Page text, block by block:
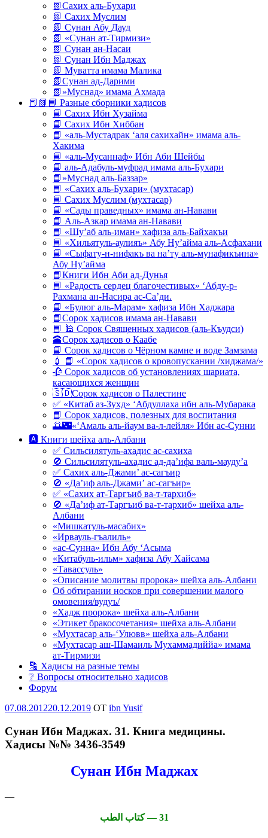
📗Сахих аль-Бухари
📗 Сахих Муслим
📗 Сунан Абу Дауд
📗 «Сунан ат-Тирмизи»
📗 Сунан ан-Насаи
📗 Сунан Ибн Маджах
📗 Муватта имама Малика
📗Сунан ад-Дарими
📗»Муснад» имама Ахмада
📕📗📘 Разные сборники хадисов
📘 Сахих Ибн Хузайма
📘 Сахих Ибн Хиббан
📘 «аль-Мустадрак ‘аля сахихайн» имама аль-
Хакима
📘 «аль-Мусаннаф» Ибн Аби Шейбы
📘 аль-Адабуль-муфрад имама аль-Бухари
📘»Муснад аль-Баззар»
📘 «Сахих аль-Бухари» (мухтасар)
📘 Сахих Муслим (мухтасар)
📘 «Сады праведных» имама ан-Навави
📘 Аль-Азкар имама ан-Навави
📘 «Шу’аб аль-иман» хафиза аль-Байхакъи
📘 «Хильятуль-аулияъ» Абу Ну’айма аль-Асфахани
📘 «Сыфату-н-нифакъ ва на’ту аль-мунафикъина»
Абу Ну’айма
📘Книги Ибн Аби ад-Дунья
📘 «Радость сердец благочестивых» ‘Абду-р-
Рахмана ан-Насира ас-Са’ди.
📘 «Булюг аль-Марам» хафиза Ибн Хаджара
📘Сорок хадисов имама ан-Навави
📘 🕌 Сорок Священных хадисов (аль-Къудси)
🕋Сорок хадисов о Каабе
📘 Сорок хадисов о Чёрном камне и воде Замзама
💉 📘 «Сорок хадисов о кровопускании /хиджама/»
🥀 Сорок хадисов об установлениях шариата,
касающихся женщин
🇸🇩Сорок хадисов о Палестине
✅ «Китаб аз-Зухд» ‘Абдуллаха ибн аль-Мубарака
📘 Сорок хадисов, полезных для воспитания
🌅🌃«‘Амаль аль-йаум ва-л-лейля» Ибн ас-Сунни
🅰 Книги шейха аль-Албани
✅ Сильсилятуль-ахадис ас-сахиха
🚫 Сильсилятуль-ахадис ад-да’ифа валь-мауду’а
✅ Сахих аль-Джами’ ас-сагъир
🚫 «Да’иф аль-Джами’ ас-сагъир»
✅ «Сахих ат-Таргъиб ва-т-тархиб»
🚫 «Да’иф ат-Таргъиб ва-т-тархиб» шейха аль-
Албани
«Мишкатуль-масабих»
«Ирвауль-гъалиль»
«ас-Сунна» Ибн Абу ‘Асыма
«Китабуль-ильм» хафиза Абу Хайсама
«Тавассуль»
«Описание молитвы пророка» шейха аль-Албани
Об обтирании носков при совершении малого
омовения/вудуъ/
«Хадж пророка» шейха аль-Албани
«Этикет бракосочетания» шейха аль-Албани
«Мухтасар аль-‘Улювв» шейха аль-Албани
«Мухтасар аш-Шамаиль Мухаммадиййа» имама
ат-Тирмизи
🔡 Хадисы на разные темы
❔ Вопросы относительно хадисов
Форум
Опубликовано
07.08.201220.12.2019 OT ibn Yusif
Сунан Ибн Маджах. 31. Книга медицины.
Хадисы №№ 3436-3549
Сунан Ибн Маджах
—
31 — كتاب الطب